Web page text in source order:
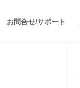
お問合せ/サポート